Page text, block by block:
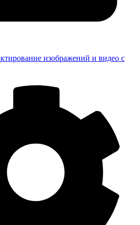
изображений и видео с